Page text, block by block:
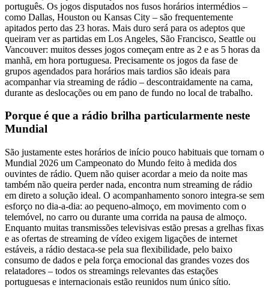
português. Os jogos disputados nos fusos horários intermédios –
como Dallas, Houston ou Kansas City – são frequentemente
apitados perto das 23 horas. Mais duro será para os adeptos que
queiram ver as partidas em Los Angeles, São Francisco, Seattle ou
Vancouver: muitos desses jogos começam entre as 2 e as 5 horas da
manhã, em hora portuguesa. Precisamente os jogos da fase de
grupos agendados para horários mais tardios são ideais para
acompanhar via streaming de rádio – descontraidamente na cama,
durante as deslocações ou em pano de fundo no local de trabalho.
Porque é que a rádio brilha particularmente neste
Mundial
São justamente estes horários de início pouco habituais que tornam o
Mundial 2026 um Campeonato do Mundo feito à medida dos
ouvintes de rádio. Quem não quiser acordar a meio da noite mas
também não queira perder nada, encontra num streaming de rádio
em direto a solução ideal. O acompanhamento sonoro integra-se sem
esforço no dia-a-dia: ao pequeno-almoço, em movimento com o
telemóvel, no carro ou durante uma corrida na pausa de almoço.
Enquanto muitas transmissões televisivas estão presas a grelhas fixas
e as ofertas de streaming de vídeo exigem ligações de internet
estáveis, a rádio destaca-se pela sua flexibilidade, pelo baixo
consumo de dados e pela força emocional das grandes vozes dos
relatadores – todos os streamings relevantes das estações
portuguesas e internacionais estão reunidos num único sítio.